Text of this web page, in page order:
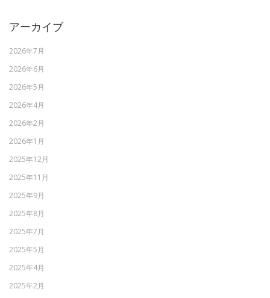
アーカイブ
2026年7月
2026年6月
2026年5月
2026年4月
2026年2月
2026年1月
2025年12月
2025年11月
2025年9月
2025年8月
2025年7月
2025年5月
2025年4月
2025年2月